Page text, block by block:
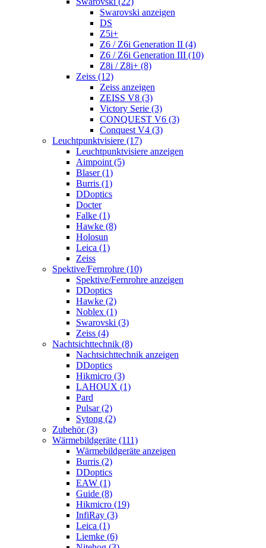
Swarovski anzeigen
DS
Z5i+
Z6 / Z6i Generation II (4)
Z6 / Z6i Generation III (10)
Z8i / Z8i+ (8)
Zeiss (12)
Zeiss anzeigen
ZEISS V8 (3)
Victory Serie (3)
CONQUEST V6 (3)
Conquest V4 (3)
Leuchtpunktvisiere (17)
Leuchtpunktvisiere anzeigen
Aimpoint (5)
Blaser (1)
Burris (1)
DDoptics
Docter
Falke (1)
Hawke (8)
Holosun
Leica (1)
Zeiss
Spektive/Fernrohre (10)
Spektive/Fernrohre anzeigen
DDoptics
Hawke (2)
Noblex (1)
Swarovski (3)
Zeiss (4)
Nachtsichttechnik (8)
Nachtsichttechnik anzeigen
DDoptics
Hikmicro (3)
LAHOUX (1)
Pard
Pulsar (2)
Sytong (2)
Zubehör (3)
Wärmebildgeräte (111)
Wärmebildgeräte anzeigen
Burris (2)
DDoptics
EAW (1)
Guide (8)
Hikmicro (19)
InfiRay (3)
Leica (1)
Liemke (6)